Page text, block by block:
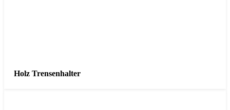
Holz Trensenhalter